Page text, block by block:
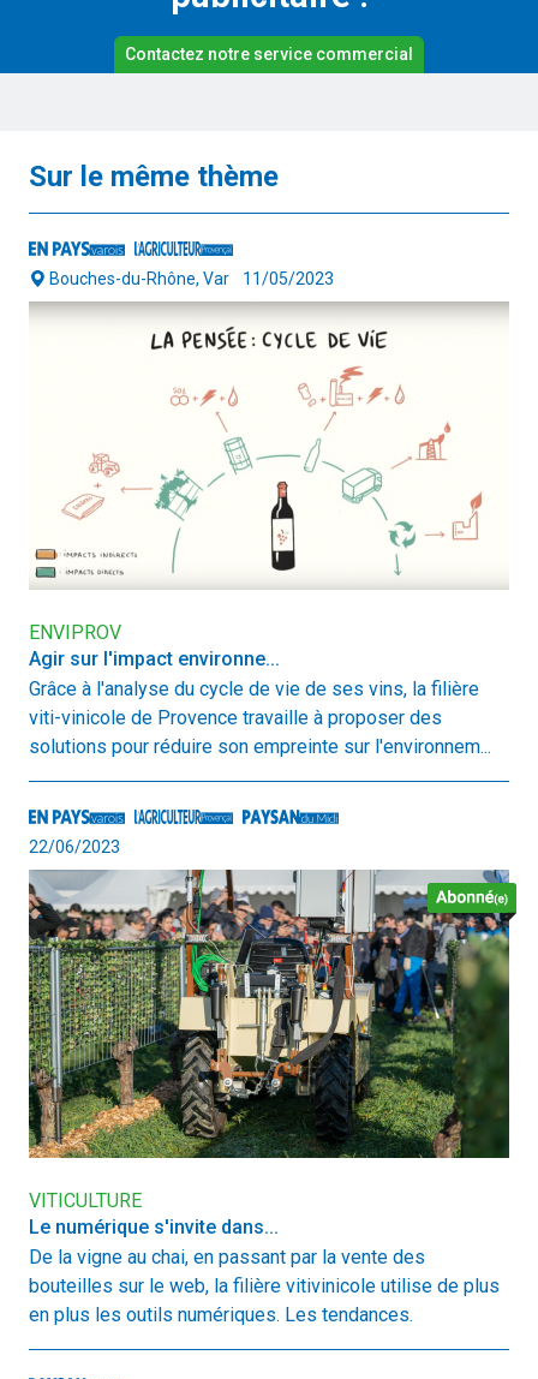
Contactez notre service commercial
Sur le même thème
Bouches-du-Rhône, Var 11/05/2023
ENVIPROV
Agir sur l'impact environne...
Grâce à l'analyse du cycle de vie de ses vins, la filière
viti-vinicole de Provence travaille à proposer des
solutions pour réduire son empreinte sur l'environnem...
22/06/2023
VITICULTURE
Le numérique s'invite dans...
De la vigne au chai, en passant par la vente des
bouteilles sur le web, la filière vitivinicole utilise de plus
en plus les outils numériques. Les tendances.